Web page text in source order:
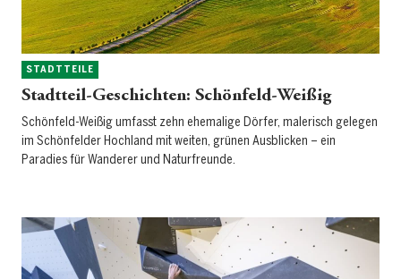
STADTTEILE
Stadtteil-Geschichten: Schönfeld-Weißig
Schönfeld-Weißig umfasst zehn ehemalige Dörfer, malerisch gelegen
im Schönfelder Hochland mit weiten, grünen Ausblicken – ein
Paradies für Wanderer und Naturfreunde.